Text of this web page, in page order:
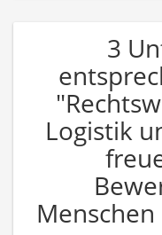
3
Logistik